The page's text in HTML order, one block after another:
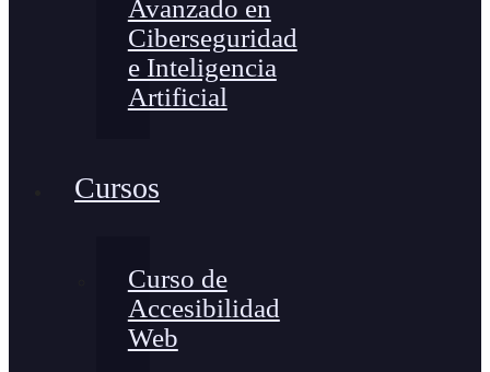
Avanzado en
Ciberseguridad
e Inteligencia
Artificial
Cursos
Curso de
Accesibilidad
Web